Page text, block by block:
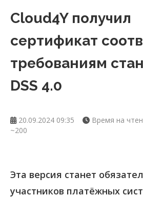
Cloud4Y получил
сертификат
требованиям
DSS 4.0
20.09.2024 09:35
Время на
~200
Эта версия станет
участников платёжных